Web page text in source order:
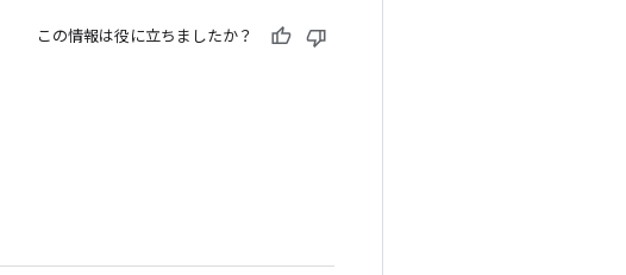
この情報は役に立ちましたか？